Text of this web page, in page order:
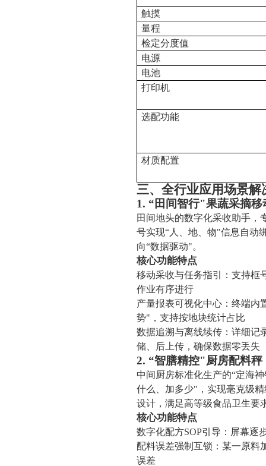
触摸
量程
检定分度值
电源
电池
打印机
选配功能
材质配置
三、全行业应用场景解
1. “田间智行"果蔬采摘移
田间地头的数字化采收助手，
号实现“人、地、物"信息自动
向“数据驱动"。
核心功能特点
移动采收与任务指引：支持框
作业有序进行
产量报表可视化中心：终端内
势"，支持按地块统计占比
数据追溯与离线续传：详细记
储、后上传，确保数据零丢失
2. “智膳精控"厨房配料秤
中间厨房标准化生产的“定海
什么、加多少"，实现毫克级
设计，满足高等级食品卫生要
核心功能特点
数字化配方SOP引导：屏幕逐
配料误差强制互锁：某一原料
误差